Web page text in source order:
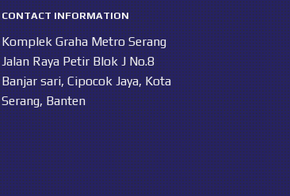
CONTACT INFORMATION
Komplek Graha Metro Serang
Jalan Raya Petir Blok J No.8
Banjar sari, Cipocok Jaya, Kota
Serang, Banten